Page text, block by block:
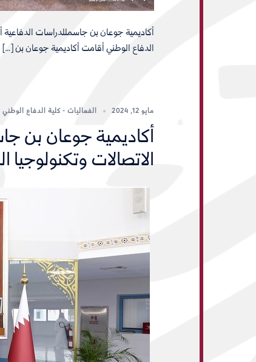
أكاديمية جوعان بن جاسمللدراسات
الدفاع الوطني أقامت أكاديمية جوعان بن […]
مايو 12, 2024 الفعاليات - كلية الدفاع الوطني
أكاديمية جوعان بن
الاتصالات وتكنولوجيا